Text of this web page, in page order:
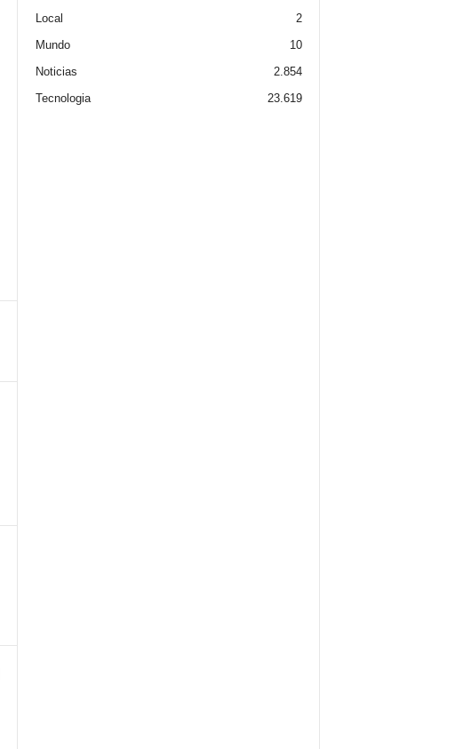
Local
2
Mundo
10
Noticias
2.854
Tecnologia
23.619